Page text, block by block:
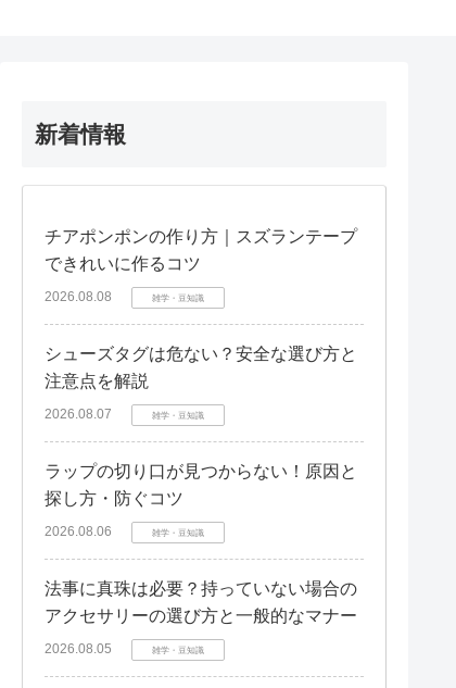
新着情報
チアポンポンの作り方｜スズランテープ
できれいに作るコツ
2026.08.08 雑学・豆知識
シューズタグは危ない？安全な選び方と
注意点を解説
2026.08.07 雑学・豆知識
ラップの切り口が見つからない！原因と
探し方・防ぐコツ
2026.08.06 雑学・豆知識
法事に真珠は必要？持っていない場合の
アクセサリーの選び方と一般的なマナー
2026.08.05 雑学・豆知識